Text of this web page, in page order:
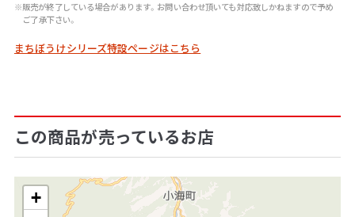
※販売が終了している場合があります。お問い合わせ頂いても対応致しかねますので予め
ご了承下さい。
まちぼうけシリーズ特設ページはこちら
この商品が売っているお店
+